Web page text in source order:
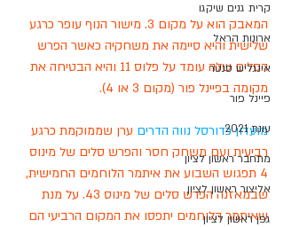
קרית גנים שיקגו
ארונות הראל
אינגליש סנטר
פיינל פור
עונת 2021
מתחבר ראשון לציון
אליצור ראשון לציון
גפן ראשון לציון
המאבק הוא על מקום 3. מישור הנוף עופר כרגע
שלישית והיא סיימה את משחקיה כאשר הפרש
הסלים שלה עומד על פלוס 11 והיא הבטיחה את
מקומה בפיינל פור (מקום 3 או 4).
מועדון כדורסל נווה הדרים ערן שממוקמת כרגע
רביעית ועם משחק חסר והפרש סלים של מינוס
4 תפגוש השבוע את איתמר הלוחמים החמישית,
שבמאזנה הפרש סלים של מינוס 43. על מנת
שאיתמר הלוחמים יתפסו את המקום הרביעי הם